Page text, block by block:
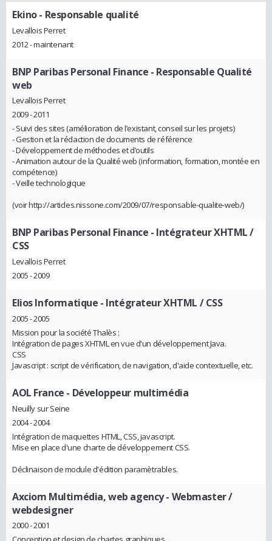
Ekino- Responsable qualité
Levallois Perret
2012 - maintenant
BNP Paribas Personal Finance - Responsable Qualité
web
Levallois Perret
2009 - 2011
- Suivi des sites (amélioration de l’existant, conseil sur les projets)
- Gestion et la rédaction de documents de référence
- Développement de méthodes et d’outils
- Animation autour de la Qualité web (information, formation, montée en
compétence)
- Veille technologique
(voir http://articles.nissone.com/2009/07/responsable-qualite-web/)
BNP Paribas Personal Finance - Intégrateur XHTML /
CSS
Levallois Perret
2005 - 2009
Elios Informatique - Intégrateur XHTML / CSS
2005 - 2005
Mission pour la société Thalès :
Intégration de pages XHTML en vue d'un développement Java.
CSS
Javascript : script de vérification, de navigation, d'aide contextuelle, etc.
AOL France - Développeur multimédia
Neuilly sur Seine
2004 - 2004
Intégration de maquettes HTML, CSS, javascript.
Mise en place d'une charte de développement CSS.
Déclinaison de module d'édition paramètrables.
Axciom Multimédia, web agency- Webmaster /
webdesigner
2000 - 2001